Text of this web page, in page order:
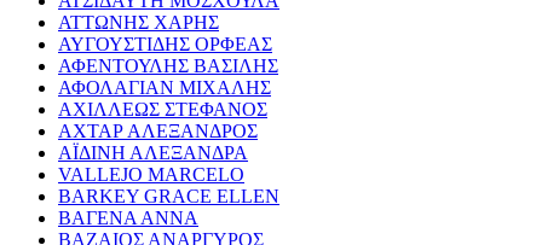
ΑΤΤΩΝΗΣ ΧΑΡΗΣ
ΑΥΓΟΥΣΤΙΔΗΣ ΟΡΦΕΑΣ
ΑΦΕΝΤΟΥΛΗΣ ΒΑΣΙΛΗΣ
ΑΦΟΛΑΓΙΑΝ ΜΙΧΑΛΗΣ
ΑΧΙΛΛΕΩΣ ΣΤΕΦΑΝΟΣ
ΑΧΤΑΡ ΑΛΕΞΑΝΔΡΟΣ
ΑΪΔΙΝΗ ΑΛΕΞΑΝΔΡΑ
VALLEJO MARCELO
BARKEY GRACE ELLEN
ΒΑΓΕΝΑ ΑΝΝΑ
ΒΑΖΑΙΟΣ ΑΝΑΡΓΥΡΟΣ